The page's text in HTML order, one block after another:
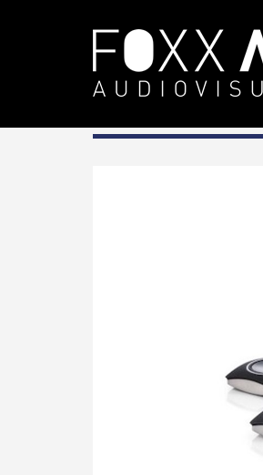
DE barco clickshare